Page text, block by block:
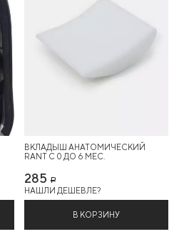
ВКЛАДЫШ АНАТОМИЧЕСКИЙ
RANT C 0 ДО 6 МЕС.
285 Р
НАШЛИ ДЕШЕВЛЕ?
В КОРЗИНУ